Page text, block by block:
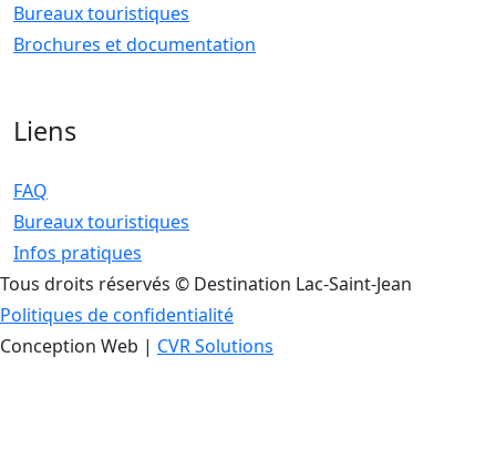
Bureaux touristiques
Brochures et documentation
Liens
FAQ
Bureaux touristiques
Infos pratiques
Tous droits réservés © Destination Lac-Saint-Jean
Politiques de confidentialité
Conception Web | CVR Solutions